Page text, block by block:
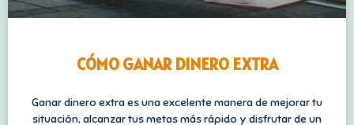
CÓMO GANAR DINERO EXTRA
Ganar dinero extra es una excelente manera de mejorar tu
situación, alcanzar tus metas más rápido y disfrutar de un